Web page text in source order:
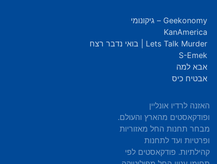
Geekonomy – גיקונומי
KanAmerica
Lets Talk Murder | בואי נדבר רצח
S-Emek
אבא למה
אבטיח כיס
האזנה לרדיו אונליין
ופודקאסטים מהארץ והעולם.
מבחר תחנות החל מאזוריות
ופרטיות ועד לתחנות
קהילתיות. פודקאסטים לפי